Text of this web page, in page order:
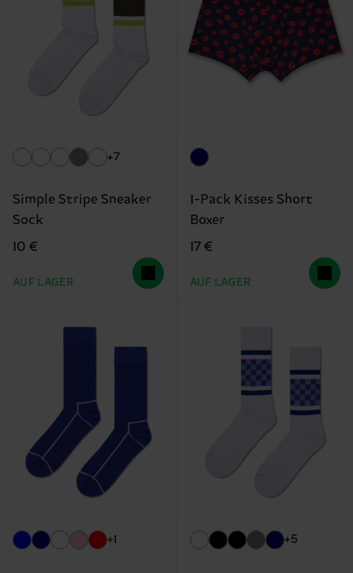
+7
Simple Stripe Sneaker
Sock
10 €
AUF LAGER
1-Pack Kisses Short
Boxer
17 €
AUF LAGER
+1 +5